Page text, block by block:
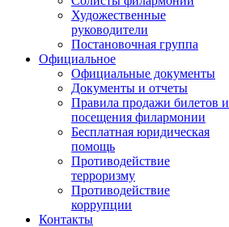
Художественные
руководители
Постановочная группа
Официальное
Официальные документы
Документы и отчеты
Правила продажи билетов и
посещения филармонии
Бесплатная юридическая
помощь
Противодействие
терроризму
Противодействие
коррупции
Контакты